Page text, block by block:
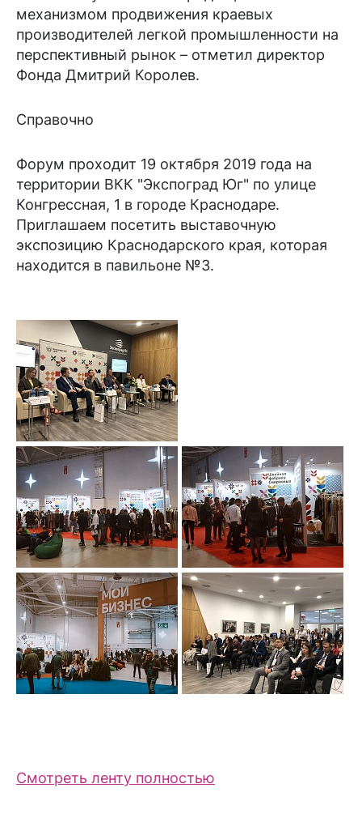
механизмом продвижения краевых
производителей легкой промышленности на
перспективный рынок – отметил директор
Фонда Дмитрий Королев.
Справочно
Форум проходит 19 октября 2019 года на
территории ВКК "Экспоград Юг" по улице
Конгрессная, 1 в городе Краснодаре.
Приглашаем посетить выставочную
экспозицию Краснодарского края, которая
находится в павильоне №3.
Смотреть ленту полностью